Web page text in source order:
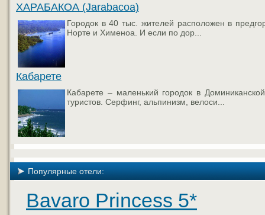
ХАРАБАКОА (Jarabacoa)
Городок в 40 тыс. жителей расположен в
Норте и Хименоа. И если по дор...
Кабарете
Кабарете – маленький городок в
туристов. Серфинг, альпинизм, велоси...
Популярные отели:
Bavaro Princess 5*